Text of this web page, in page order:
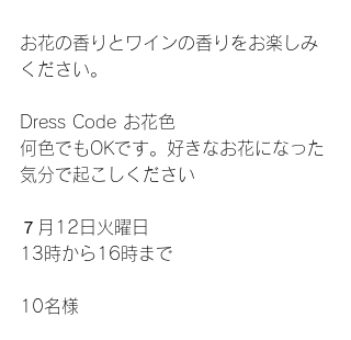
お花の香りとワインの香りをお楽しみ
ください。
Dress Code お花色
何色でもOKです。好きなお花になった
気分で起こしください
７月12日火曜日
13時から16時まで
10名様